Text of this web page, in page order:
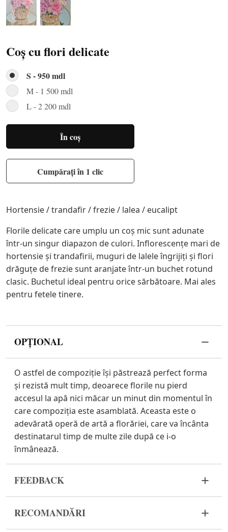
Coș cu flori delicate
S - 950 mdl
M - 1 500 mdl
L - 2 200 mdl
În coș
Cumpărați în 1 clic
Hortensie / trandafir / frezie / lalea / eucalipt
Florile delicate care umplu un coș mic sunt adunate
într-un singur diapazon de culori. Inflorescențe mari de
hortensie și trandafirii, muguri de lalele îngrijiți și flori
drăguțe de frezie sunt aranjate într-un buchet rotund
clasic. Buchetul ideal pentru orice sărbătoare. Mai ales
pentru fetele tinere.
OPȚIONAL
O astfel de compoziție își păstrează perfect forma
și rezistă mult timp, deoarece florile nu pierd
accesul la apă nici măcar un minut din momentul în
care compoziția este asamblată. Aceasta este o
adevărată operă de artă a florăriei, care va încânta
destinatarul timp de multe zile după ce i-o
înmânează.
FEEDBACK
buchetul dvs. nu a ajuns în stare corespunzătoare,
vă rugăm să ne contactați pentru a rezolva
RECOMANDĂRI